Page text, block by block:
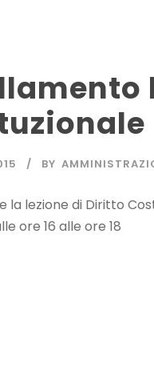
BY
la lezione di Diritto
ore 16 alle ore 18